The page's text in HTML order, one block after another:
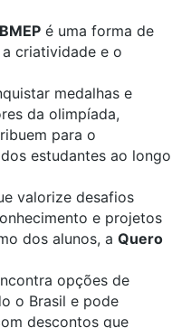
é uma forma de
criatividade e o
medalhas e
da olimpíada,
para o
estudantes ao longo
valorize desafios
e projetos
dos alunos, a Quero
opções de
o Brasil e pode
descontos que